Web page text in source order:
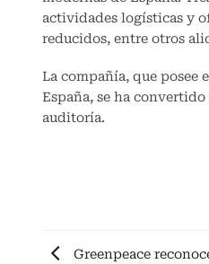
actividades logísticas y
reducidos, entre otros
La compañía, que posee
España, se ha
auditoría.
Greenpeace